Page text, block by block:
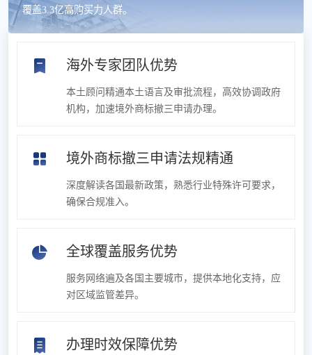
覆盖3.3亿高购买力人群。
海外专家团队优势
本土顾问精通本土语言及审批流程，高效协调政府
机构，加速境外商标撤三申请办理。
境外商标撤三申请法规精通
深度解读各国最新政策，熟悉行业特殊许可要求，
确保合规准入。
全球覆盖服务优势
服务网络遍及各国主要城市，提供本地化支持，应
对区域监管差异。
办理时效保障优势